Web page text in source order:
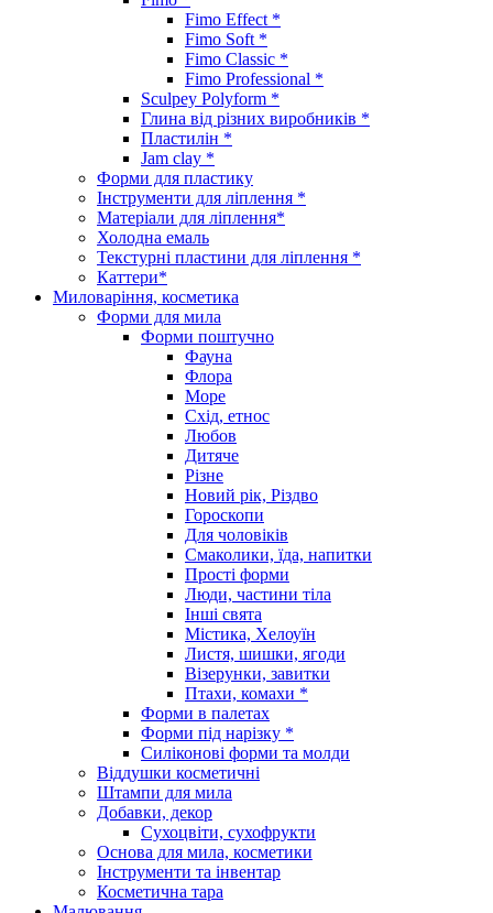
Fimo Effect *
Fimo Soft *
Fimo Classic *
Fimo Professional *
Sculpey Polyform *
Глина від різних виробників *
Пластилін *
Jam clay *
Форми для пластику
Інструменти для ліплення *
Матеріали для ліплення*
Холодна емаль
Текстурні пластини для ліплення *
Каттери*
Миловаріння, косметика
Форми для мила
Форми поштучно
Фауна
Флора
Море
Схід, етнос
Любов
Дитяче
Різне
Новий рік, Різдво
Гороскопи
Для чоловіків
Смаколики, їда, напитки
Прості форми
Люди, частини тіла
Інші свята
Містика, Хелоуїн
Листя, шишки, ягоди
Візерунки, завитки
Птахи, комахи *
Форми в палетах
Форми під нарізку *
Силіконові форми та молди
Віддушки косметичні
Штампи для мила
Добавки, декор
Сухоцвіти, сухофрукти
Основа для мила, косметики
Інструменти та інвентар
Косметична тара